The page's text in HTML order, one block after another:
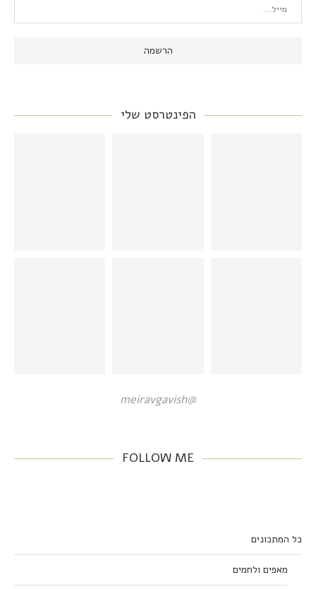
הפינטרסט שלי
@meiravgavish
FOLLOW ME
כל המתכונים
מאפים ולחמים